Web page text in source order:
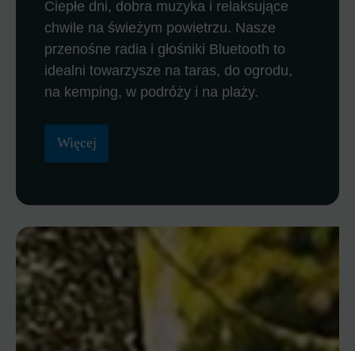
Ciepłe dni, dobra muzyka i relaksujące
chwile na świeżym powietrzu. Nasze
przenośne radia i głośniki Bluetooth to
idealni towarzysze na taras, do ogrodu,
na kemping, w podróży i na plaży.
Więcej